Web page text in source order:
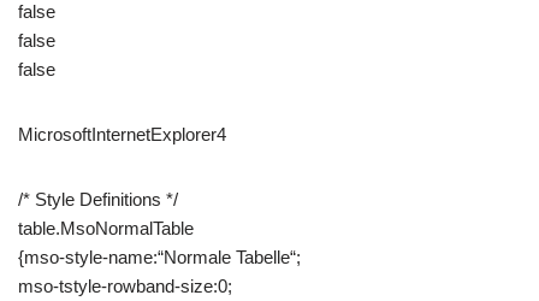
false
false
false
MicrosoftInternetExplorer4
/* Style Definitions */
table.MsoNormalTable
{mso-style-name:“Normale Tabelle“;
mso-tstyle-rowband-size:0;